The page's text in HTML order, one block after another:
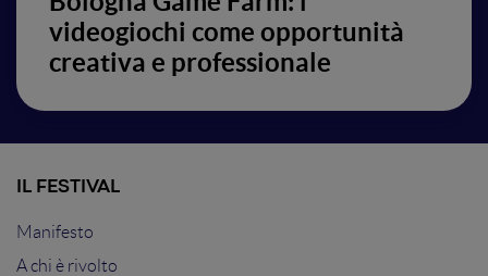
videogiochi come opportunità
creativa e professionale
IL FESTIVAL
Manifesto
A chi è rivolto